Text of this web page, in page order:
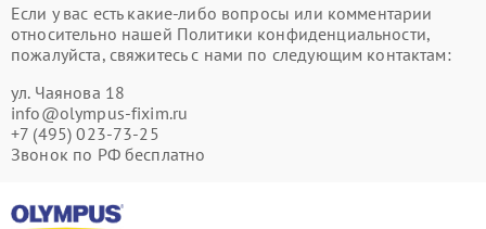
Если у вас есть какие-либо вопросы или комментарии
относительно нашей Политики конфиденциальности,
пожалуйста, свяжитесь с нами по следующим контактам:
ул. Чаянова 18
info@olympus-fixim.ru
+7 (495) 023-73-25
Звонок по РФ бесплатно